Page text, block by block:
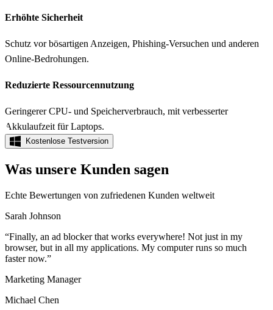
Erhöhte Sicherheit
Schutz vor bösartigen Anzeigen, Phishing-Versuchen und anderen
Online-Bedrohungen.
Reduzierte Ressourcennutzung
Geringerer CPU- und Speicherverbrauch, mit verbesserter
Akkulaufzeit für Laptops.
Kostenlose Testversion
Was unsere Kunden sagen
Echte Bewertungen von zufriedenen Kunden weltweit
Sarah Johnson
“Finally, an ad blocker that works everywhere! Not just in my
browser, but in all my applications. My computer runs so much
faster now.”
Marketing Manager
Michael Chen